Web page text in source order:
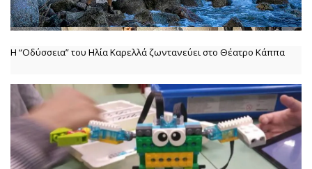
Η “Οδύσσεια” του Ηλία Καρελλά ζωντανεύει στο Θέατρο Κάππα